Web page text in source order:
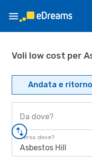
Voli low cost per
Andata e ritorno
Da dove?
Verso dove?
Asbestos Hill